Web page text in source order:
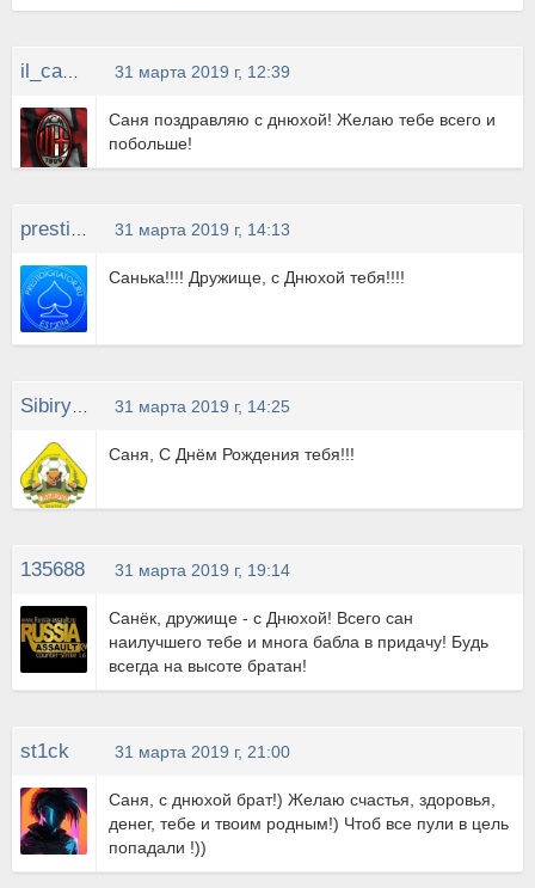
31 марта 2019 г, 12:39
Саня поздравляю с днюхой! Желаю тебе всего и
побольше!
31 марта 2019 г, 14:13
Санька!!!! Дружище, с Днюхой тебя!!!!
31 марта 2019 г, 14:25
Саня, С Днём Рождения тебя!!!
135688 31 марта 2019 г, 19:14
Санёк, дружище - с Днюхой! Всего сан
наилучшего тебе и многа бабла в придачу! Будь
всегда на высоте братан!
st1ck 31 марта 2019 г, 21:00
Саня, с днюхой брат!) Желаю счастья, здоровья,
денег, тебе и твоим родным!) Чтоб все пули в цель
попадали !))